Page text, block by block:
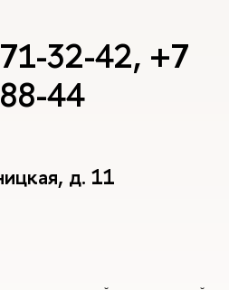
32-42, +7
44
д. 11